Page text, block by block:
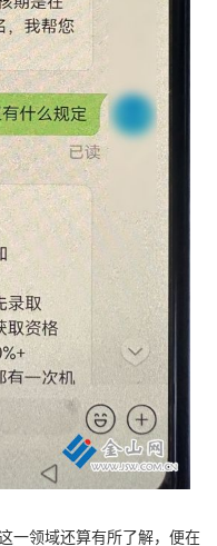
一领域还算有所了解，便在